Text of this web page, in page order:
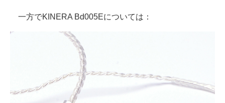
一方でKINERA Bd005Eについては：